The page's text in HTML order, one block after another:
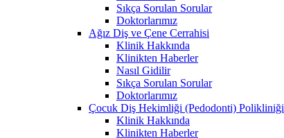
Sıkça Sorulan Sorular
Doktorlarımız
Ağız Diş ve Çene Cerrahisi
Klinik Hakkında
Klinikten Haberler
Nasıl Gidilir
Sıkça Sorulan Sorular
Doktorlarımız
Çocuk Diş Hekimliği (Pedodonti) Polikliniği
Klinik Hakkında
Klinikten Haberler